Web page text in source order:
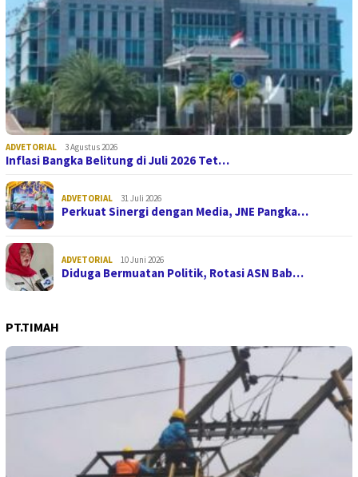
ADVETORIAL 3 Agustus 2026
Inflasi Bangka Belitung di Juli 2026 Tet…
ADVETORIAL 31 Juli 2026
Perkuat Sinergi dengan Media, JNE Pangka…
ADVETORIAL 10 Juni 2026
Diduga Bermuatan Politik, Rotasi ASN Bab…
PT.TIMAH